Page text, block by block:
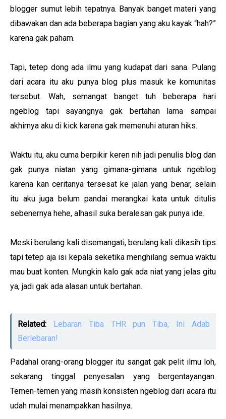
blogger sumut lebih tepatnya. Banyak banget materi yang
dibawakan dan ada beberapa bagian yang aku kayak “hah?”
karena gak paham.
Tapi, tetep dong ada ilmu yang kudapat dari sana. Pulang
dari acara itu aku punya blog plus masuk ke komunitas
tersebut. Wah, semangat banget tuh beberapa hari
ngeblog tapi sayangnya gak bertahan lama sampai
akhirnya aku di kick karena gak memenuhi aturan hiks.
Waktu itu, aku cuma berpikir keren nih jadi penulis blog dan
gak punya niatan yang gimana-gimana untuk ngeblog
karena kan ceritanya tersesat ke jalan yang benar, selain
itu aku juga belum pandai merangkai kata untuk ditulis
sebenernya hehe, alhasil suka beralesan gak punya ide.
Meski berulang kali disemangati, berulang kali dikasih tips
tapi tetep aja isi kepala seketika menghilang semua waktu
mau buat konten. Mungkin kalo gak ada niat yang jelas gitu
ya, jadi gak ada alasan untuk bertahan.
Related: Lebaran Tiba THR pun Tiba, Ini Adab
Berlebaran!
Padahal orang-orang blogger itu sangat gak pelit ilmu loh,
sekarang tinggal penyesalan yang bergentayangan.
Temen-temen yang masih konsisten ngeblog dari acara itu
udah mulai menampakkan hasilnya.